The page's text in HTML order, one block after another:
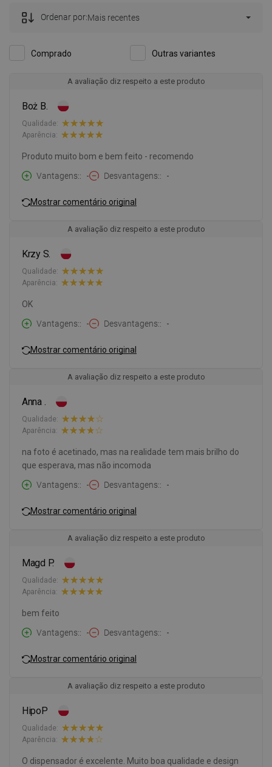
Comprado Outras variantes
Ordenar por:Mais recentes
A avaliação diz respeito a este produto
Boż B.
Qualidade:
Aparência:
Produto muito bom e bem feito - recomendo
Vantagens:
- Desvantagens: -
Mostrar comentário original
A avaliação diz respeito a este produto
Krzy S.
Qualidade:
Aparência:
OK
Vantagens:
- Desvantagens: -
Mostrar comentário original
A avaliação diz respeito a este produto
Anna .
Qualidade:
Aparência:
na foto é acetinado, mas na realidade tem mais brilho do
que esperava, mas não incomoda
Vantagens:
- Desvantagens: -
Mostrar comentário original
A avaliação diz respeito a este produto
Magd P.
Qualidade:
Aparência:
bem feito
Vantagens:
- Desvantagens: -
Mostrar comentário original
A avaliação diz respeito a este produto
HipoP
Qualidade:
Aparência:
O dispensador é excelente. Muito boa qualidade e design